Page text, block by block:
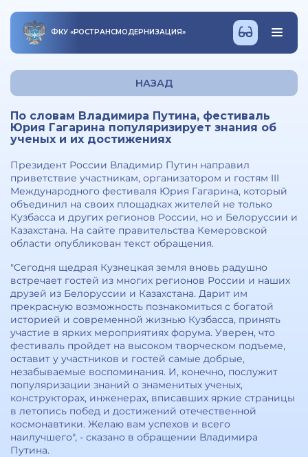
ФКУ «РОСТРАНСМОДЕРНИЗАЦИЯ»
НАЗАД
По словам Владимира Путина, фестиваль
Юрия Гагарина популяризирует знания об
ученых и их достижениях
Президент России Владимир Путин направил
приветствие участникам, организатором и гостям III
Международного фестиваля Юрия Гагарина, который
объединил на своих площадках жителей не только
Кузбасса и других регионов России, но и Белоруссии и
Казахстана. На сайте правительства Кемеровской
области опубликован текст обращения.
"Сегодня щедрая Кузнецкая земля вновь радушно
встречает гостей из многих регионов России и наших
друзей из Белоруссии и Казахстана. Дарит им
прекрасную возможность познакомиться с богатой
историей и современной жизнью Кузбасса, принять
участие в ярких мероприятиях форума. Уверен, что
фестиваль пройдет на высоком творческом подъеме,
оставит у участников и гостей самые добрые,
незабываемые воспоминания. И, конечно, послужит
популяризации знаний о знаменитых ученых,
конструкторах, инженерах, вписавших яркие страницы
в летопись побед и достижений отечественной
космонавтики. Желаю вам успехов и всего
наилучшего", - сказано в обращении Владимира
Путина.